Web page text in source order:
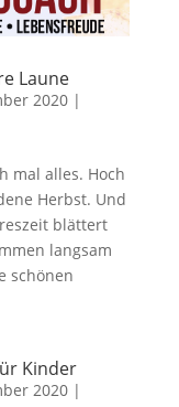
Laune
2020|
mal alles. Hoch
Herbst. Und
blättert
langsam
schönen
Kinder
2020|